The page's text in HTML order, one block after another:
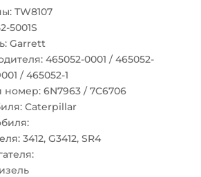
TW8107
5001S
Garrett
465052-0001 / 465052-
/ 465052-1
6N7963 / 7C6706
Caterpillar
3412, G3412, SR4